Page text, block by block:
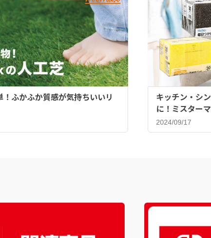
！ふかふか質感が気持ちいいリ
キッチン・シ
に！ミスター
ンジ♪
2024/09/17